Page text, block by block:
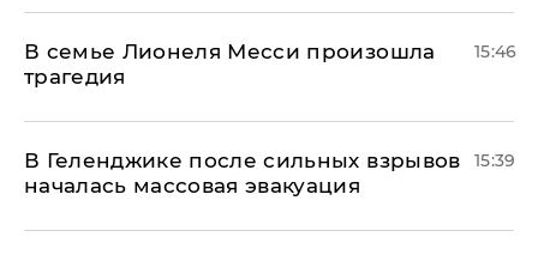
В семье Лионеля Месси произошла
трагедия
15:46
В Геленджике после сильных взрывов
началась массовая эвакуация
15:39